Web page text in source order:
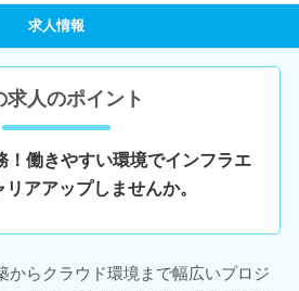
求人情報
求人のポイント
！働きやすい環境でインフラエ
アアップしませんか。
からクラウド環境まで幅広いプロジ